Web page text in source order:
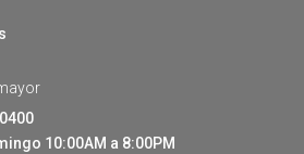
10:00AM a 8:00PM